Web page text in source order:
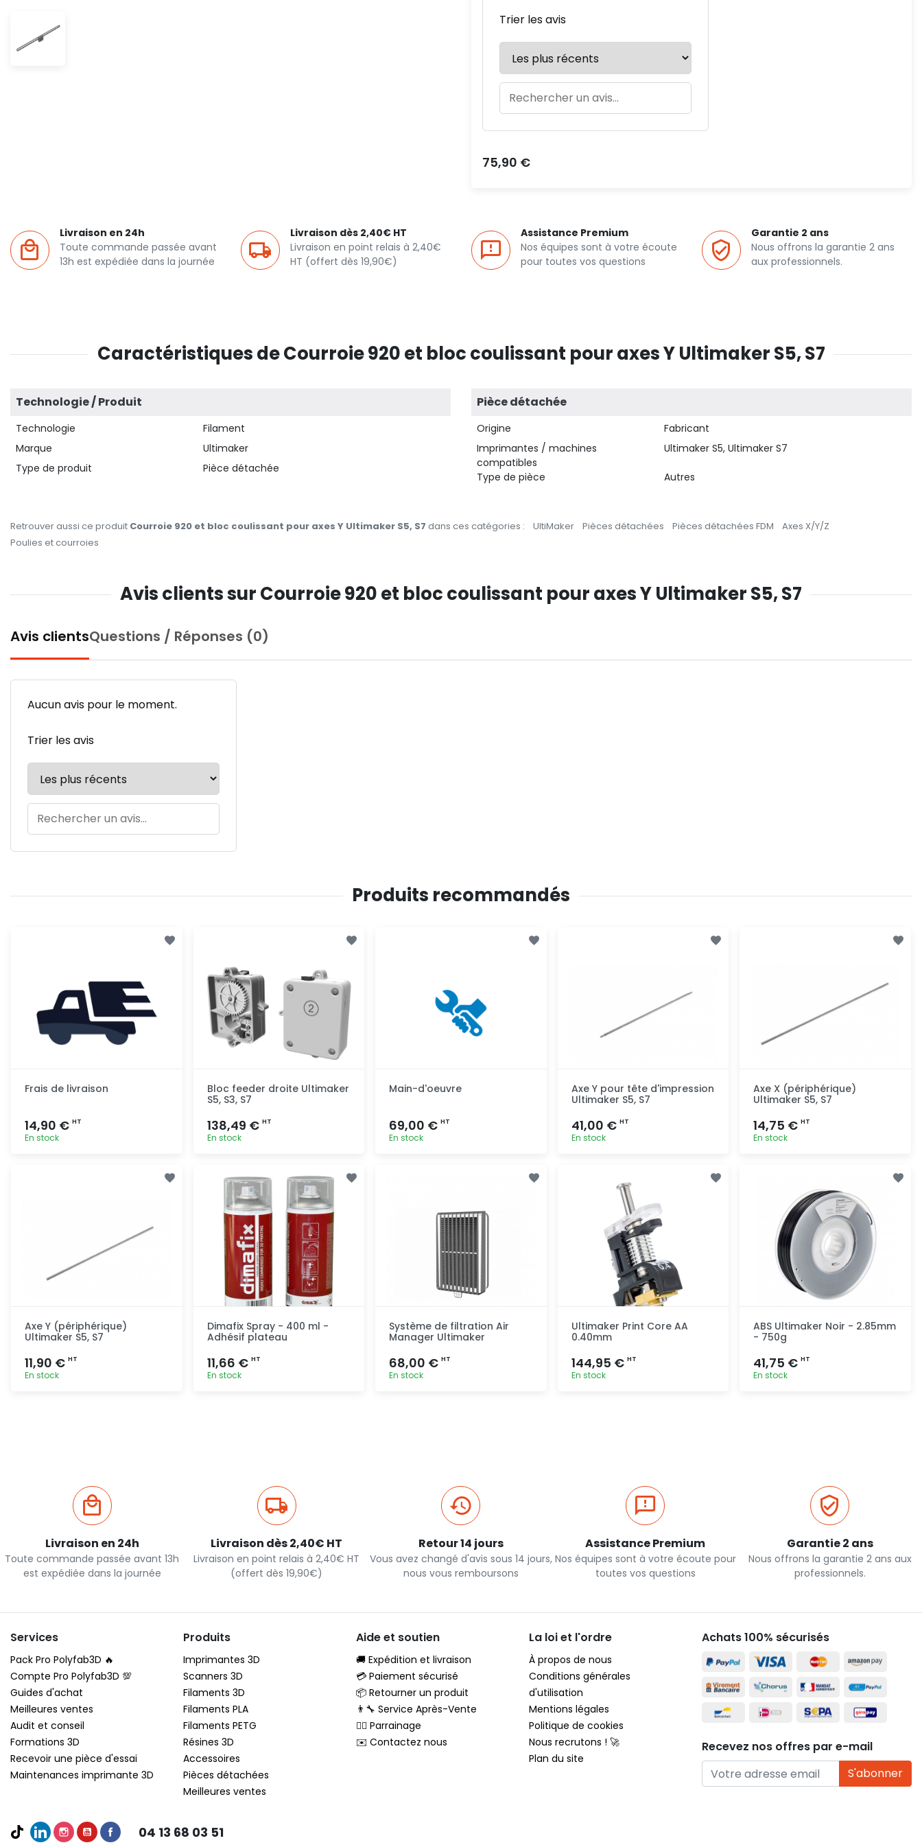
Trier les avis
Prix
75,90 €
Livraison en 24h
Toute commande passée avant
13h est expédiée dans la journée
Livraison dès 2,40€ HT
Livraison en point relais à 2,40€
HT (offert dès 19,90€)
Assistance Premium
Nos équipes sont à votre écoute
pour toutes vos questions
Garantie 2 ans
Nous offrons la garantie 2 ans
aux professionnels.
Caractéristiques de Courroie 920 et bloc coulissant pour axes Y Ultimaker S5, S7
Technologie / Produit
Technologie
Filament
Marque
Ultimaker
Type de produit
Pièce détachée
Pièce détachée
Origine
Fabricant
Imprimantes / machines
compatibles
Ultimaker S5, Ultimaker S7
Type de pièce Autres
Retrouver aussi ce produit Courroie 920 et bloc coulissant pour axes Y Ultimaker S5, S7 dans ces catégories : UltiMaker Pièces détachées Pièces détachées FDM
Axes X/Y/Z
Poulies et courroies
Avis clients sur Courroie 920 et bloc coulissant pour axes Y Ultimaker S5, S7
Avis clientsQuestions / Réponses (0)
Aucun avis pour le moment.
Trier les avis
Produits recommandés
Frais de livraison
14,90 € HT
En stock
Bloc feeder droite Ultimaker
S5, S3, S7
138,49 € HT
En stock
Main-d'oeuvre
69,00 €HT
En stock
Axe Y pour tête d'impression
Ultimaker S5, S7
41,00 € HT
En stock
Axe X (périphérique)
Ultimaker S5, S7
14,75 €HT
En stock
Axe Y (périphérique)
Ultimaker S5, S7
11,90 € HT
En stock
Dimafix Spray - 400 ml -
Adhésif plateau
11,66 € HT
En stock
Système de filtration Air
Manager Ultimaker
68,00 €HT
En stock
Ultimaker Print Core AA
0.40mm
144,95 € HT
En stock
ABS Ultimaker Noir - 2.85mm
- 750g
41,75 €HT
En stock
Livraison en 24h
Toute commande passée avant 13h
est expédiée dans la journée
Livraison dès 2,40€ HT
Livraison en point relais à 2,40€ HT
(offert dès 19,90€)
Retour 14 jours
Vous avez changé d'avis sous 14 jours,
nous vous remboursons
Assistance Premium
Nos équipes sont à votre écoute pour
toutes vos questions
Garantie 2 ans
Nous offrons la garantie 2 ans aux
professionnels.
Services
Pack Pro Polyfab3D 🔥
Compte Pro Polyfab3D 💯
Guides d'achat
Meilleures ventes
Audit et conseil
Formations 3D
Recevoir une pièce d'essai
Maintenances imprimante 3D
Produits
Imprimantes 3D
Scanners 3D
Filaments 3D
Filaments PLA
Filaments PETG
Résines 3D
Accessoires
Pièces détachées
Meilleures ventes
Aide et soutien
🚚 Expédition et livraison
💳 Paiement sécurisé
📦 Retourner un produit
👨‍🔧 Service Après-Vente
🦸‍♂️ Parrainage
✉️ Contactez nous
La loi et l'ordre
À propos de nous
Conditions générales
d'utilisation
Mentions légales
Politique de cookies
Nous recrutons ! 🚀
Plan du site
04 13 68 03 51
Achats 100% sécurisés
Recevez nos offres par e-mail
S'abonner